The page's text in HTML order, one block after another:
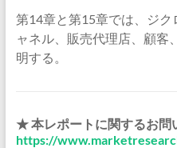
第14章と第15章では、ジ
ャネル、販売代理店、顧客
明する。
★ 本レポートに関するお問
https://